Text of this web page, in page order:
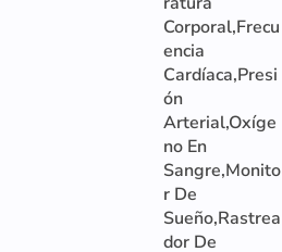
Corporal,Frecu
encia
Cardíaca,Presi
ón
Arterial,Oxíge
no En
Sangre,Monito
r De
Sueño,Rastrea
dor De